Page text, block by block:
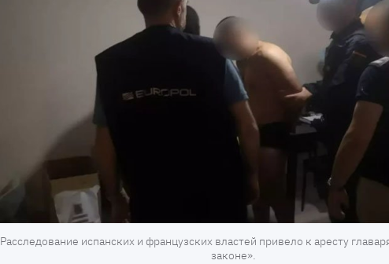
Расследование испанских и французских властей привело к аресту
законе».